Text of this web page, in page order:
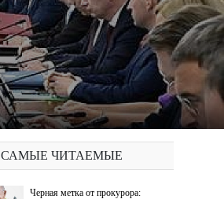
САМЫЕ ЧИТАЕМЫЕ
Черная метка от прокурора: